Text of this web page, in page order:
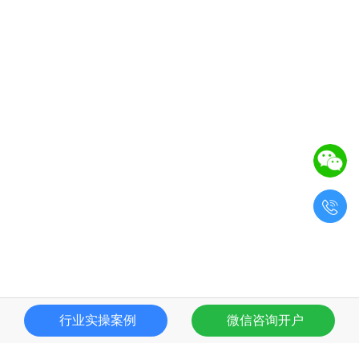
行业实操案例 微信咨询开户
